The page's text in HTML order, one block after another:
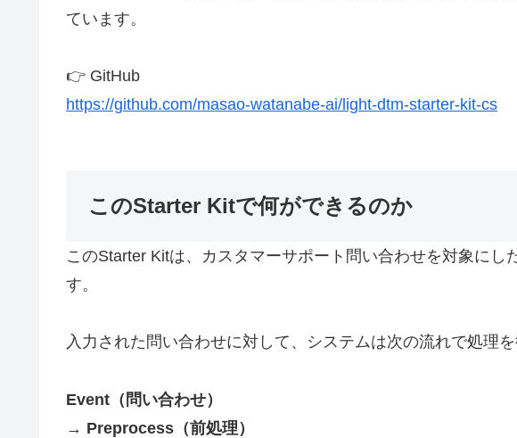
ています。
👉 GitHub
https://github.com/masao-watanabe-ai/light-dtm-starter-kit-cs
このStarter Kitで何ができるのか
このStarter Kitは、カスタマーサポート問い合わせを対象にした
す。
入力された問い合わせに対して、システムは次の流れで処理を
Event（問い合わせ）
→ Preprocess（前処理）